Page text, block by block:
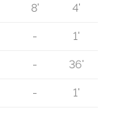
8' 4'
- 1'
- 36'
- 1'